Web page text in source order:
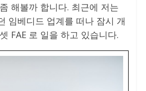
해볼까 합니다. 최근에 저는
임베디드 업계를 떠나 잠시 개
FAE 로 일을 하고 있습니다.